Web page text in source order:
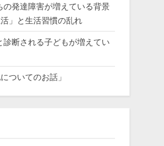
の発達障害が増えている背景
」と生活習慣の乱れ
診断される子どもが増えてい
ついてのお話」